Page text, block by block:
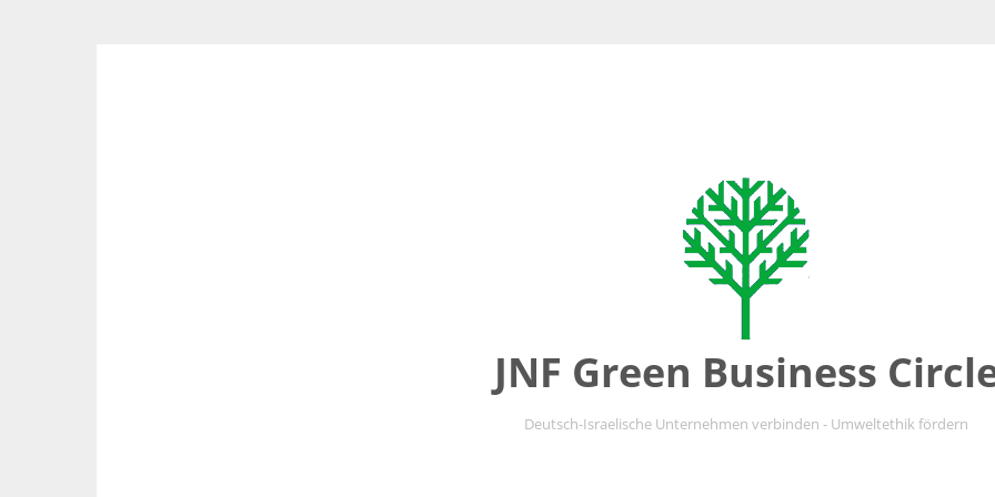
JNF Green Business
Deutsch-Israelische Unternehmen verbinden - Umweltethik fördern